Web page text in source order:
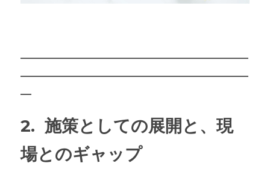
―――――――――――――――――――――
―――――――――――――――――――――
―
2.  施策としての展開と、現
場とのギャップ